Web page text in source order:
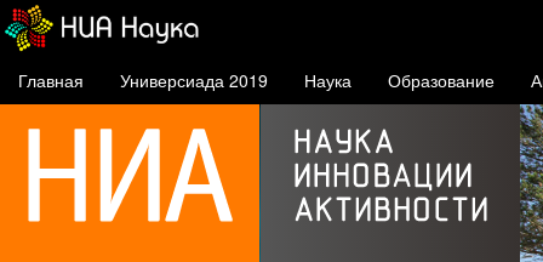
Главная Универсиада 2019 Наука Образование